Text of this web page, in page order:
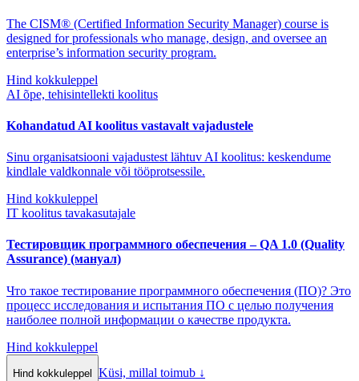
The CISM® (Certified Information Security Manager) course is
designed for professionals who manage, design, and oversee an
enterprise’s information security program.
Hind kokkuleppel
AI õpe, tehisintellekti koolitus
Kohandatud AI koolitus vastavalt vajadustele
Sinu organisatsiooni vajadustest lähtuv AI koolitus: keskendume
kindlale valdkonnale või tööprotsessile.
Hind kokkuleppel
IT koolitus tavakasutajale
Тестировщик программного обеспечения – QA 1.0 (Quality
Assurance) (мануал)
Что такое тестирование программного обеспечения (ПО)? Это
процесс исследования и испытания ПО с целью получения
наиболее полной информации о качестве продукта.
Hind kokkuleppel
Hind kokkuleppel Küsi, millal toimub ↓